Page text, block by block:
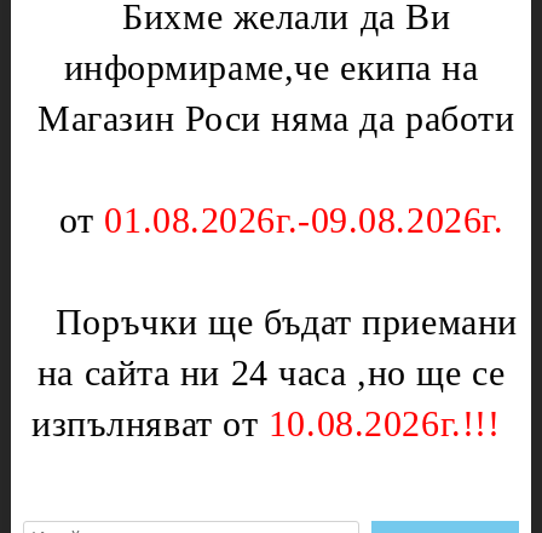
Нагреватели
Подложки,водачи,кръстачки,обръчи
Чинии
Ключове
Печки,фурни и плотове
Вентилатори за
Ключове
Мембрани
Скари
Уреди за кухнята
Чушкопеци
Инструменти
Дискове
Дискове за метал
Бихме желали да Ви
информираме,че екипа на
Магазин Роси няма да работи
от 01.08.2026г.-09.08.2026г.
Поръчки ще бъдат приемани
на сайта ни 24 часа ,но ще се
изпълняват от 10.08.2026г.!!!